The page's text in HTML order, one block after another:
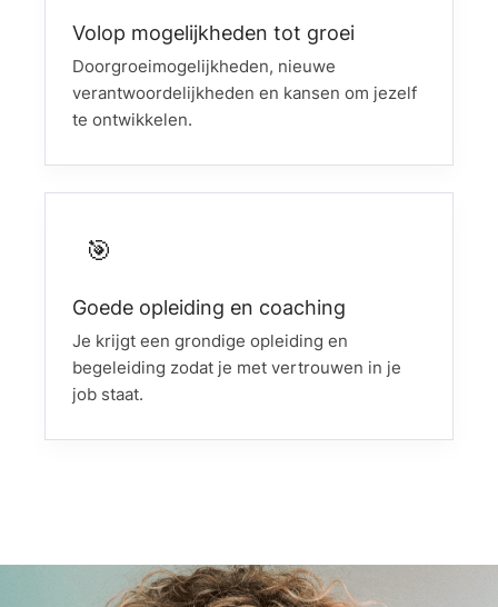
Volop mogelijkheden tot groei
Doorgroeimogelijkheden, nieuwe
verantwoordelijkheden en kansen om jezelf
te ontwikkelen.
🎯
Goede opleiding en coaching
Je krijgt een grondige opleiding en
begeleiding zodat je met vertrouwen in je
job staat.